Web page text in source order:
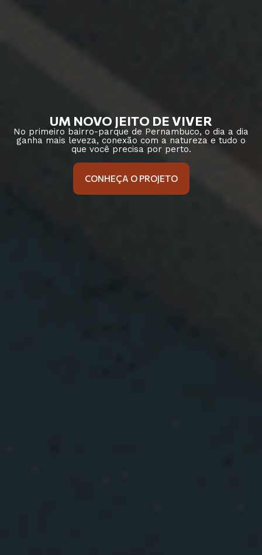
UM NOVO JEITO DE VIVER
No primeiro bairro-parque de Pernambuco, o dia a dia
ganha mais leveza, conexão com a natureza e tudo o
que você precisa por perto.
CONHEÇA O PROJETO